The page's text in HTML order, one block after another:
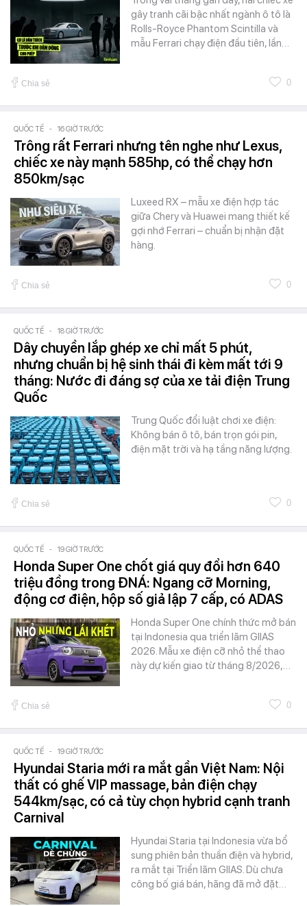
gây tranh cãi bậc nhất ngành ô tô là
Rolls-Royce Phantom Scintilla và
mẫu Ferrari chạy điện đầu tiên, lần…
Chia sẻ 0
QUỐC TẾ - 16 GIỜ TRƯỚC
Trông rất Ferrari nhưng tên nghe như Lexus,
chiếc xe này mạnh 585hp, có thể chạy hơn
850km/sạc
Luxeed RX – mẫu xe điện hợp tác
giữa Chery và Huawei mang thiết kế
gợi nhớ Ferrari – chuẩn bị nhận đặt
hàng.
Chia sẻ 0
QUỐC TẾ - 18 GIỜ TRƯỚC
Dây chuyền lắp ghép xe chỉ mất 5 phút,
nhưng chuẩn bị hệ sinh thái đi kèm mất tới 9
tháng: Nước đi đáng sợ của xe tải điện Trung
Quốc
Trung Quốc đổi luật chơi xe điện:
Không bán ô tô, bán trọn gói pin,
điện mặt trời và hạ tầng năng lượng.
Chia sẻ 0
QUỐC TẾ - 19 GIỜ TRƯỚC
Honda Super One chốt giá quy đổi hơn 640
triệu đồng trong ĐNÁ: Ngang cỡ Morning,
động cơ điện, hộp số giả lập 7 cấp, có ADAS
Honda Super One chính thức mở bán
tại Indonesia qua triển lãm GIIAS
2026. Mẫu xe điện cỡ nhỏ thể thao
này dự kiến giao từ tháng 8/2026,…
Chia sẻ 0
QUỐC TẾ - 19 GIỜ TRƯỚC
Hyundai Staria mới ra mắt gần Việt Nam: Nội
thất có ghế VIP massage, bản điện chạy
544km/sạc, có cả tùy chọn hybrid cạnh tranh
Carnival
Hyundai Staria tại Indonesia vừa bổ
sung phiên bản thuần điện và hybrid,
ra mắt tại Triển lãm GIIAS. Dù chưa
công bố giá bán, hãng đã mở đặt…